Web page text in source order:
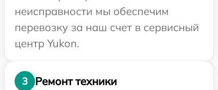
неисправности мы обеспечим
перевозку за наш счет в сервисный
центр Yukon.
3
Ремонт техники